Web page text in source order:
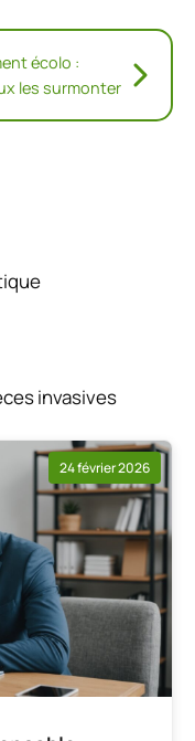
écolo :
les surmonter
invasives
24 février 2026